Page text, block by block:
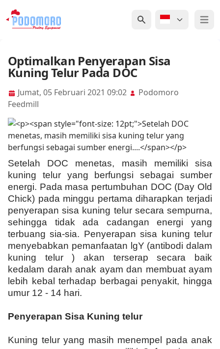
Open
Optimalkan Penyerapan Sisa
Kuning Telur Pada DOC
Jumat, 05 Februari 2021 09:02
Podomoro
Feedmill
Setelah DOC menetas, masih memiliki sisa
kuning telur yang berfungsi sebagai sumber
energi. Pada masa pertumbuhan DOC (Day Old
Chick) pada minggu pertama diharapkan terjadi
penyerapan sisa kuning telur secara sempurna,
sehingga tidak ada cadangan energi yang
terbuang sia-sia. Penyerapan sisa kuning telur
menyebabkan pemanfaatan lgY (antibodi dalam
kuning telur ) akan terserap secara baik
kedalam darah anak ayam dan membuat ayam
lebih kebal terhadap berbagai penyakit, hingga
umur 12 - 14 hari.
Penyerapan Sisa Kuning telur
Kuning telur yang masih menempel pada anak